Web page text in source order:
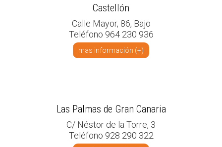
Castellón
Calle Mayor, 86, Bajo
Teléfono 964 230 936
mas información (+)
Las Palmas de Gran Canaria
C/ Néstor de la Torre, 3
Teléfono 928 290 322